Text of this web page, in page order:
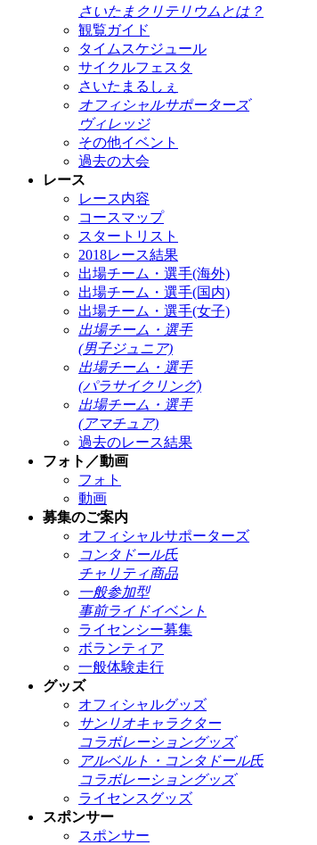
さいたまクリテリウムとは？
観覧ガイド
タイムスケジュール
サイクルフェスタ
さいたまるしぇ
オフィシャルサポーターズ
ヴィレッジ
その他イベント
過去の大会
レース
レース内容
コースマップ
スタートリスト
2018レース結果
出場チーム・選手(海外)
出場チーム・選手(国内)
出場チーム・選手(女子)
出場チーム・選手
(男子ジュニア)
出場チーム・選手
(パラサイクリング)
出場チーム・選手
(アマチュア)
過去のレース結果
フォト／動画
フォト
動画
募集のご案内
オフィシャルサポーターズ
コンタドール氏
チャリティ商品
一般参加型
事前ライドイベント
ライセンシー募集
ボランティア
一般体験走行
グッズ
オフィシャルグッズ
サンリオキャラクター
コラボレーショングッズ
アルベルト・コンタドール氏
コラボレーショングッズ
ライセンスグッズ
スポンサー
スポンサー